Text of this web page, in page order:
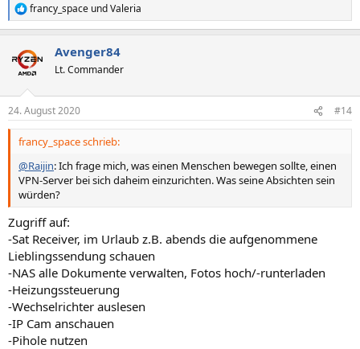
R
e
t
e
n
francy_space undValeria
Avenger84
Lt. Commander
24. August 2020 #14
francy_space schrieb:
@Raijin: Ich frage mich, was einen Menschen bewegen sollte, einen
VPN-Server bei sich daheim einzurichten. Was seine Absichten sein
würden?
Zugriff auf:
-Sat Receiver, im Urlaub z.B. abends die aufgenommene
Lieblingssendung schauen
-NAS alle Dokumente verwalten, Fotos hoch/-runterladen
-Heizungssteuerung
-Wechselrichter auslesen
-IP Cam anschauen
-Pihole nutzen